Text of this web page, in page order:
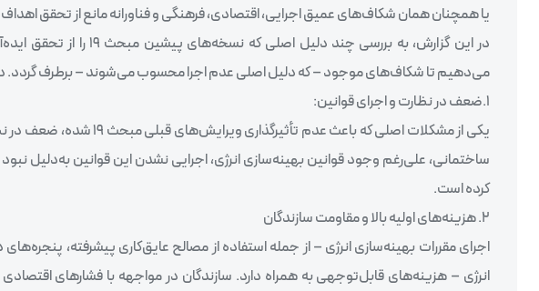
یا همچنان همان شکاف‌های عمیق اجرایی، اقتصادی، فرهنگی و فناورانه مانع از تحقق
در این گزارش، به بررسی
می‌دهیم تا شکاف‌های موجود – که دلیل اصلی عدم اجرا محسوب می‌شوند – برطرف گردد. در
1.ضعف در نظارت و اجرای قوانین:
یکی از مشکلات اصلی که باعث
ساختمانی، علی‌رغم وجود قوانین بهینه‌سازی انرژی، اجرایی نشدن این قوانین به‌دلیل
کرده است.
۲. هزینه‌های اولیه بالا و مقاومت سازندگان
انرژی – هزینه‌های قابل‌توجهی به همراه دارد. سازندگان در مواجهه با فشارهای